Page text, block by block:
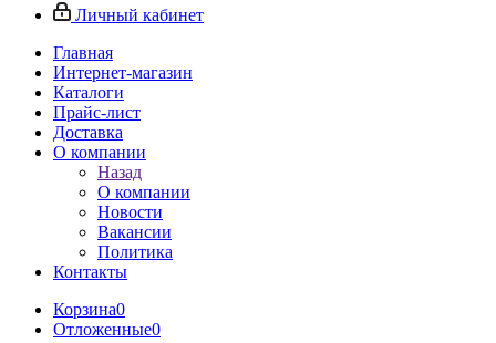
Личный кабинет
Главная
Интернет-магазин
Каталоги
Прайс-лист
Доставка
О компании
Назад
О компании
Новости
Вакансии
Политика
Контакты
Корзина0
Отложенные0